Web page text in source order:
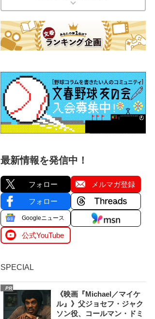
最新情報を発信中！
フォロー メルマガ登録
フォロー
Googleニュース
公式YouTube
SPECIAL
PR
《映画『Michael／マイケ
ル』》父ジョセフ・ジャク
ソン役、コールマン・ドミ